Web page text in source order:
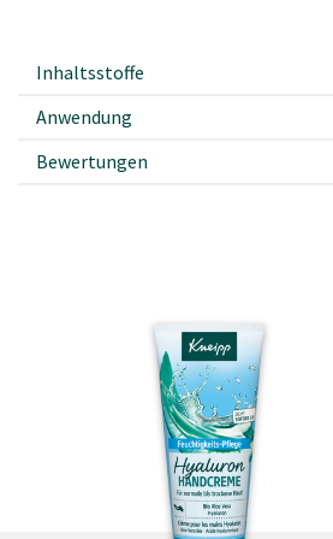
Inhaltsstoffe
Anwendung
Bewertungen